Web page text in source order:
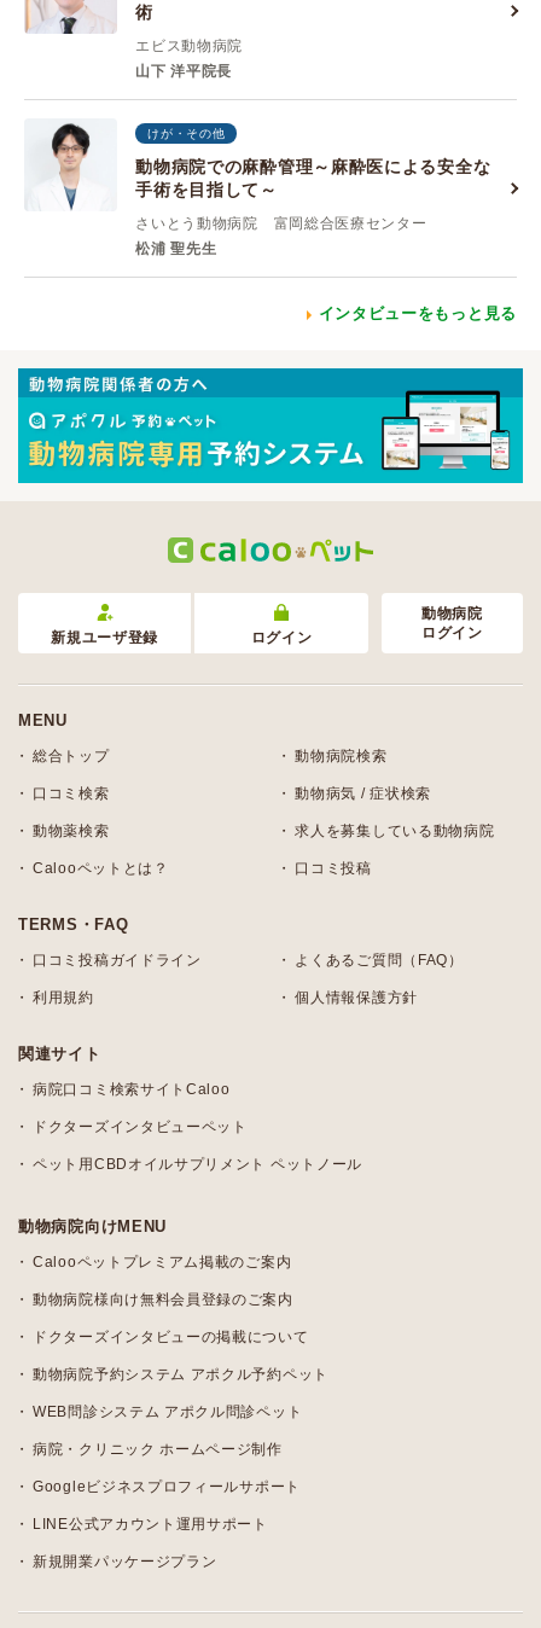
術
エビス動物病院
山下 洋平院長
けが・その他
動物病院での麻酔管理～麻酔医による安全な
手術を目指して～
さいとう動物病院 富岡総合医療センター
松浦 聖先生
インタビューをもっと見る
新規ユーザ登録 ログイン
動物病院
ログイン
MENU
総合トップ 動物病院検索
口コミ検索 動物病気 / 症状検索
動物薬検索 求人を募集している動物病院
Calooペットとは？ 口コミ投稿
TERMS・FAQ
口コミ投稿ガイドライン よくあるご質問（FAQ）
利用規約 個人情報保護方針
関連サイト
病院口コミ検索サイトCaloo
ドクターズインタビューペット
ペット用CBDオイルサプリメント ペットノール
動物病院向けMENU
Calooペットプレミアム掲載のご案内
動物病院様向け無料会員登録のご案内
ドクターズインタビューの掲載について
動物病院予約システム アポクル予約ペット
WEB問診システム アポクル問診ペット
病院・クリニック ホームページ制作
Googleビジネスプロフィールサポート
LINE公式アカウント運用サポート
新規開業パッケージプラン